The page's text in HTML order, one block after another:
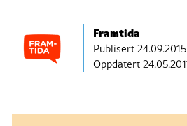
Framtida
Publisert
Oppdatert